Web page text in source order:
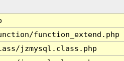
function_extend.php
jzmysql.class.php